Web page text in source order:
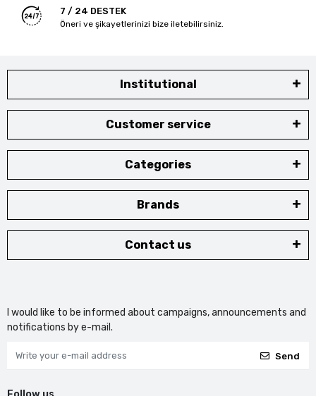
7 / 24 DESTEK
Öneri ve şikayetlerinizi bize iletebilirsiniz.
Institutional
Customer service
Categories
Brands
Contact us
I would like to be informed about campaigns, announcements and
notifications by e-mail.
Send